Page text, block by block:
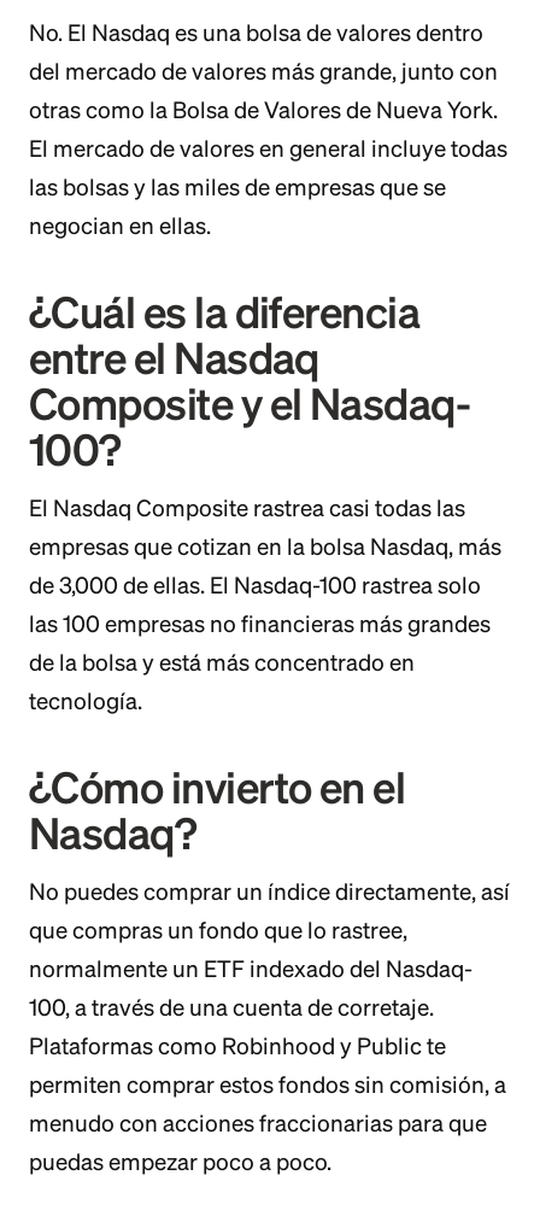
No. El Nasdaq es una bolsa de valores dentro
del mercado de valores más grande, junto con
otras como la Bolsa de Valores de Nueva York.
El mercado de valores en general incluye todas
las bolsas y las miles de empresas que se
negocian en ellas.
¿Cuál es la diferencia
entre el Nasdaq
Composite y el Nasdaq-
100?
El Nasdaq Composite rastrea casi todas las
empresas que cotizan en la bolsa Nasdaq, más
de 3,000 de ellas. El Nasdaq-100 rastrea solo
las 100 empresas no financieras más grandes
de la bolsa y está más concentrado en
tecnología.
¿Cómo invierto en el
Nasdaq?
No puedes comprar un índice directamente, así
que compras un fondo que lo rastree,
normalmente un ETF indexado del Nasdaq-
100, a través de una cuenta de corretaje.
Plataformas como Robinhood y Public te
permiten comprar estos fondos sin comisión, a
menudo con acciones fraccionarias para que
puedas empezar poco a poco.